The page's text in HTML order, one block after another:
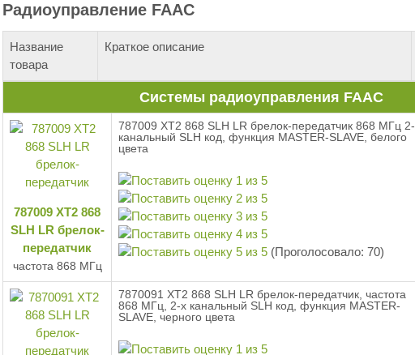
Радиоуправление FAAC
Название
товара
Краткое описание
Системы радиоуправления FAAC
787009 XT2 868
SLH LR брелок-
передатчик
частота 868 МГц
787009 XT2 868 SLH LR брелок-передатчик 868 МГц 2-
канальный SLH код, функция MASTER-SLAVE, белого
цвета
(Проголосовало: 70)
7870091 XT2 868 SLH LR брелок-передатчик, частота
868 МГц, 2-х канальный SLH код, функция MASTER-
SLAVE, черного цвета